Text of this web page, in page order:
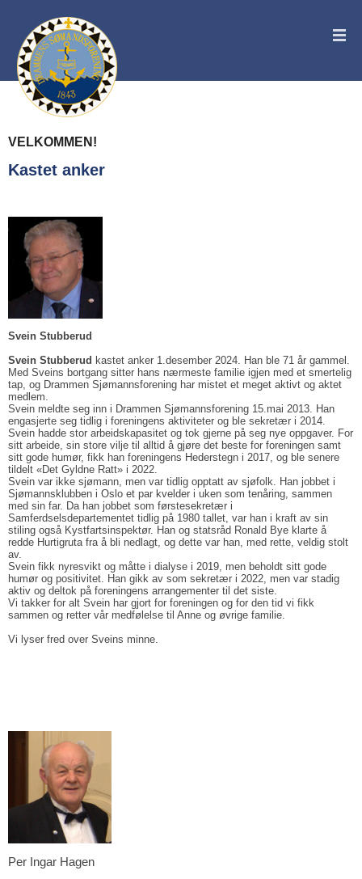
VELKOMMEN!
Kastet anker
Svein Stubberud
Svein Stubberud kastet anker 1.desember 2024. Han ble 71 år gammel.
Med Sveins bortgang sitter hans nærmeste familie igjen med et smertelig
tap, og Drammen Sjømannsforening har mistet et meget aktivt og aktet
medlem.
Svein meldte seg inn i Drammen Sjømannsforening 15.mai 2013. Han
engasjerte seg tidlig i foreningens aktiviteter og ble sekretær i 2014.
Svein hadde stor arbeidskapasitet og tok gjerne på seg nye oppgaver. For
sitt arbeide, sin store vilje til alltid å gjøre det beste for foreningen samt
sitt gode humør, fikk han foreningens Hederstegn i 2017, og ble senere
tildelt «Det Gyldne Ratt» i 2022.
Svein var ikke sjømann, men var tidlig opptatt av sjøfolk. Han jobbet i
Sjømannsklubben i Oslo et par kvelder i uken som tenåring, sammen
med sin far. Da han jobbet som førstesekretær i
Samferdselsdepartementet tidlig på 1980 tallet, var han i kraft av sin
stiling også Kystfartsinspektør. Han og statsråd Ronald Bye klarte å
redde Hurtigruta fra å bli nedlagt, og dette var han, med rette, veldig stolt
av.
Svein fikk nyresvikt og måtte i dialyse i 2019, men beholdt sitt gode
humør og positivitet. Han gikk av som sekretær i 2022, men var stadig
aktiv og deltok på foreningens arrangementer til det siste.
Vi takker for alt Svein har gjort for foreningen og for den tid vi fikk
sammen og retter vår medfølelse til Anne og øvrige familie.
Vi lyser fred over Sveins minne.
Per Ingar Hagen